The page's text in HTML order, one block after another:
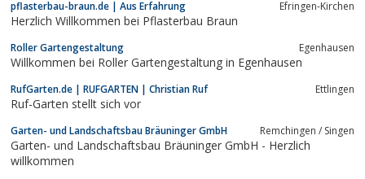
pflasterbau-braun.de | Aus Erfahrung Efringen-Kirchen
Herzlich Willkommen bei Pflasterbau Braun
Roller Gartengestaltung Egenhausen
Willkommen bei Roller Gartengestaltung in Egenhausen
RufGarten.de | RUFGARTEN | Christian Ruf Ettlingen
Ruf-Garten stellt sich vor
Garten- und Landschaftsbau Bräuninger GmbH Remchingen / Singen
Garten- und Landschaftsbau Bräuninger GmbH - Herzlich
willkommen